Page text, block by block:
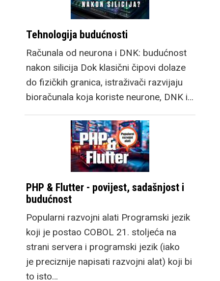
Tehnologija budućnosti
Računala od neurona i DNK: budućnost
nakon silicija Dok klasični čipovi dolaze
do fizičkih granica, istraživači razvijaju
bioračunala koja koriste neurone, DNK i…
PHP & Flutter - povijest, sadašnjost i
budućnost
Popularni razvojni alati Programski jezik
koji je postao COBOL 21. stoljeća na
strani servera i programski jezik (iako
je preciznije napisati razvojni alat) koji bi
to isto…